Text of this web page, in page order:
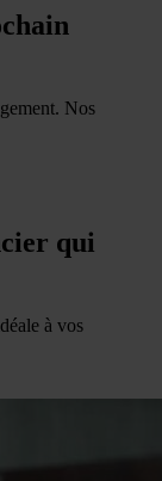
Nos
qui
à vos